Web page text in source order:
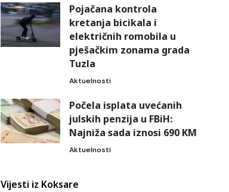
Pojačana kontrola
kretanja bicikala i
električnih romobila u
pješačkim zonama grada
Tuzla
Aktuelnosti
Počela isplata uvećanih
julskih penzija u FBiH:
Najniža sada iznosi 690 KM
Aktuelnosti
Vijesti iz Koksare